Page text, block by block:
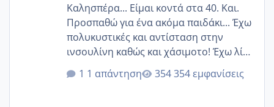
Καλησπέρα... Είμαι κοντά στα 40. Και.
Προσπαθώ για ένα ακόμα παιδάκι... Έχω
πολυκυστικές και αντίσταση στην
ινσουλίνη καθώς και χάσιμοτο! Έχω λίγα
κιλά παραπάνω και όσο κ αν προσπαθώ
δεν χάνω εύκολα! Προσπαθώ για ακόμη
1 απάντηση 354 εμφανίσεις